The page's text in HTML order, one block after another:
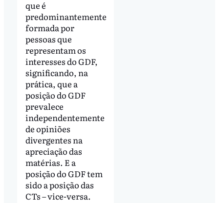
que é
predominantemente
formada por
pessoas que
representam os
interesses do GDF,
significando, na
prática, que a
posição do GDF
prevalece
independentemente
de opiniões
divergentes na
apreciação das
matérias. E a
posição do GDF tem
sido a posição das
CTs – vice-versa.